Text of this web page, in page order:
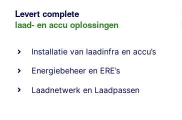
Levert complete
laad- en accu oplossingen
Installatie van laadinfra en accu’s
Energiebeheer en ERE’s
Laadnetwerk en Laadpassen